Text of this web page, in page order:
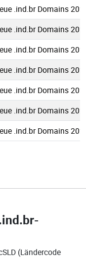
.ind.br Domains
.ind.br Domains
.ind.br Domains
.ind.br Domains
.ind.br Domains
.ind.br Domains
.ind.br Domains
(Ländercode